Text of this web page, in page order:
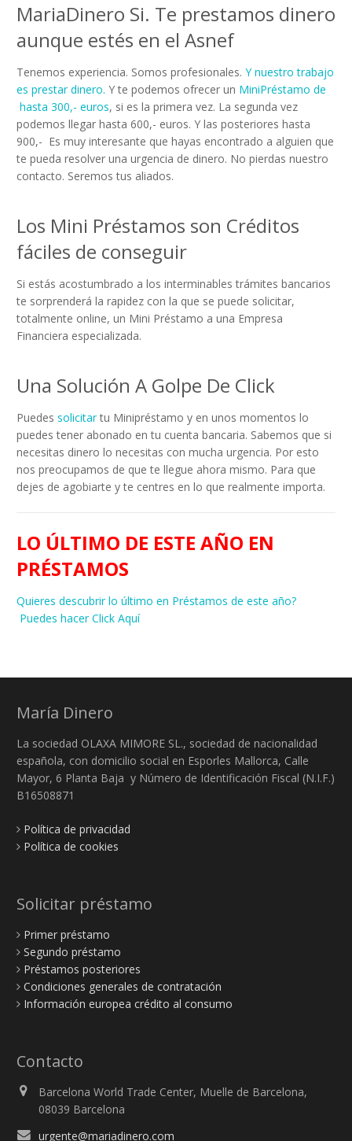
MariaDinero Si. Te prestamos dinero
aunque estés en el Asnef
Tenemos experiencia. Somos profesionales. Y nuestro trabajo
es prestar dinero. Y te podemos ofrecer un MiniPréstamo de
hasta 300,- euros, si es la primera vez. La segunda vez
podemos llegar hasta 600,- euros. Y las posteriores hasta
900,- Es muy interesante que hayas encontrado a alguien que
te pueda resolver una urgencia de dinero. No pierdas nuestro
contacto. Seremos tus aliados.
Los Mini Préstamos son Créditos
fáciles de conseguir
Si estás acostumbrado a los interminables trámites bancarios
te sorprenderá la rapidez con la que se puede solicitar,
totalmente online, un Mini Préstamo a una Empresa
Financiera especializada.
Una Solución A Golpe De Click
Puedes solicitartu Minipréstamo y en unos momentos lo
puedes tener abonado en tu cuenta bancaria. Sabemos que si
necesitas dinero lo necesitas con mucha urgencia. Por esto
nos preocupamos de que te llegue ahora mismo. Para que
dejes de agobiarte y te centres en lo que realmente importa.
LO ÚLTIMO DE ESTE AÑO EN
PRÉSTAMOS
Quieres descubrir lo último en Préstamos de este año?
Puedes hacer Click Aquí
María Dinero
La sociedad OLAXA MIMORE SL., sociedad de nacionalidad
española, con domicilio social en Esporles Mallorca, Calle
Mayor, 6 Planta Baja y Número de Identificación Fiscal (N.I.F.)
B16508871
Política de privacidad
Política de cookies
Solicitar préstamo
Primer préstamo
Segundo préstamo
Préstamos posteriores
Condiciones generales de contratación
Información europea crédito al consumo
Contacto
Barcelona World Trade Center, Muelle de Barcelona,
08039 Barcelona
urgente@mariadinero.com